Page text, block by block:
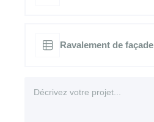
Ravalement de façade